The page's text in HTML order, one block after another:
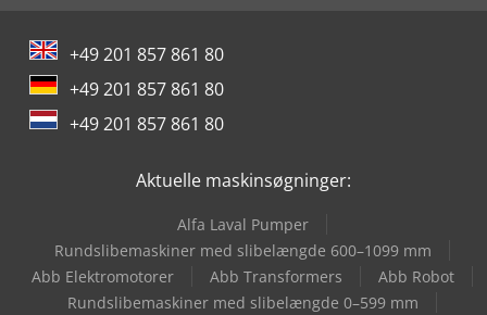
Haas Vf-6/40
Haas Vf-7/40
Haas Vm-3
+49 201 857 861 80
+49 201 857 861 80
+49 201 857 861 80
Aktuelle maskinsøgninger:
Alfa Laval Pumper
Rundslibemaskiner med slibelængde 600–1099 mm
Abb Elektromotorer
Abb Transformers
Abb Robot
Rundslibemaskiner med slibelængde 0–599 mm